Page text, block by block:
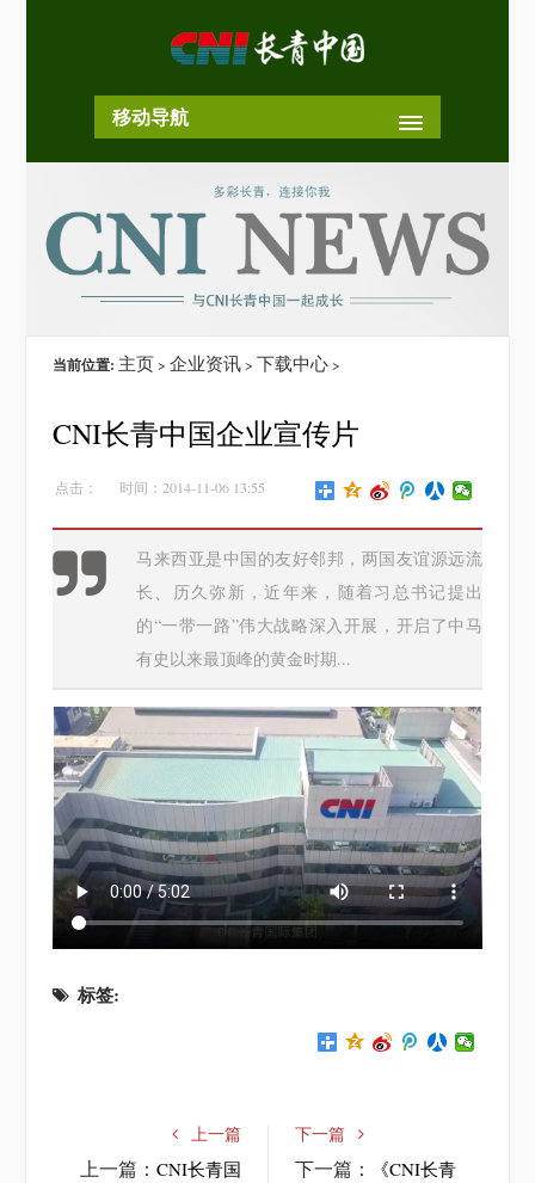
移动导航
当前位置: 主页> 企业资讯> 下载中心>
CNI长青中国企业宣传片
点击： 时间：2014-11-06 13:55
马来西亚是中国的友好邻邦，两国友谊源远流
长、历久弥新，近年来，随着习总书记提出
的“一带一路”伟大战略深入开展，开启了中马
有史以来最顶峰的黄金时期...
标签:
上一篇
上一篇： CNI长青国
下一篇
下一篇：
《CNI长青